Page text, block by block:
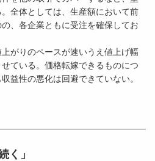
全体としては、生産額において前
、各企業ともに受注を確保してお
がりのペースが速いうえ値上げ幅
ている。価格転嫁できるものにつ
益性の悪化は回避できていない。
く」